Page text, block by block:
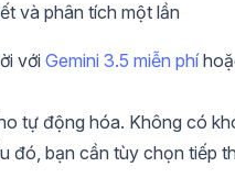
và phân tích một lần
với Gemini 3.5 miễn phí
tự động hóa. Không có
đó, bạn cần tùy chọn tiếp